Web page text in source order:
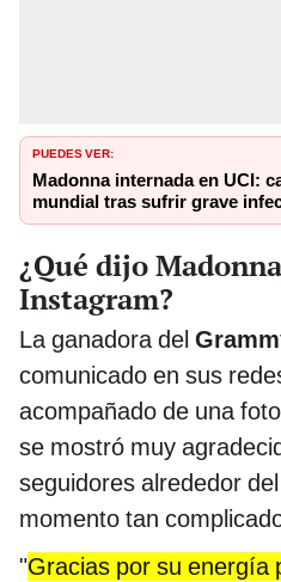
PUEDES VER:
Madonna internada en UCI:
mundial tras sufrir grave
¿Qué dijo
Instagram?
La ganadora del
comunicado en sus
acompañado de una
se mostró muy
seguidores alrededor
momento tan
"Gracias por su energía